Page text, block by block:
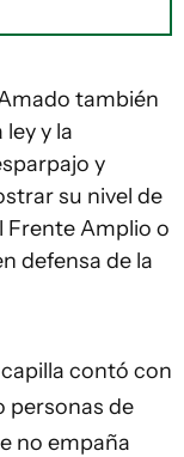
también
y la
y
su nivel de
Frente Amplio o
defensa de la
contó con
personas de
no empaña